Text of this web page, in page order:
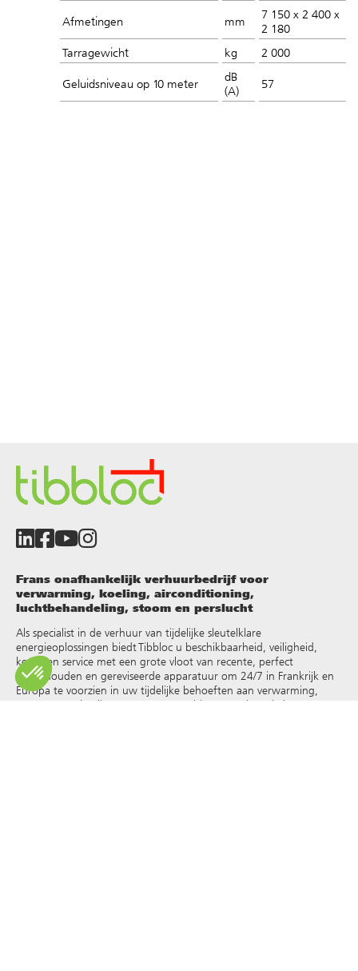
Afmetingen mm
7 150 x 2 400 x
2 180
Tarragewicht
kg 2 000
Geluidsniveau op 10 meter
dB
(A)
57
Frans onafhankelijk verhuurbedrijf voor
verwarming, koeling, airconditioning,
luchtbehandeling, stoom en perslucht
Als specialist in de verhuur van tijdelijke sleutelklare
energieoplossingen biedt Tibbloc u beschikbaarheid, veiligheid,
keuze en service met een grote vloot van recente, perfect
onderhouden en gereviseerde apparatuur om 24/7 in Frankrijk en
Europa te voorzien in uw tijdelijke behoeften aan verwarming,
warm water, koeling, stoom, oververhit water, thermische